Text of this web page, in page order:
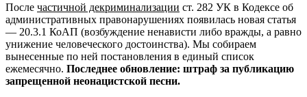
После частичной декриминализации ст. 282 УК в Кодексе об
административных правонарушениях появилась новая статья
— 20.3.1 КоАП (возбуждение ненависти либо вражды, а равно
унижение человеческого достоинства). Мы собираем
вынесенные по ней постановления в единый список
ежемесячно. Последнее обновление: штраф за публикацию
запрещенной неонацистской песни.